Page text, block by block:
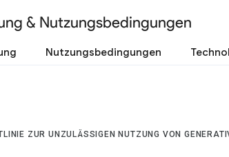
& Nutzungsbedingungen
Nutzungsbedingungen
ZUR UNZULÄSSIGEN NUTZUNG VON